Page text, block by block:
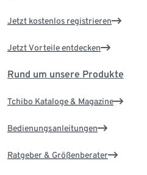
Jetzt kostenlos registrieren
Jetzt Vorteile entdecken
Rund um unsere Produkte
Tchibo Kataloge & Magazine
Bedienungsanleitungen
Ratgeber & Größenberater